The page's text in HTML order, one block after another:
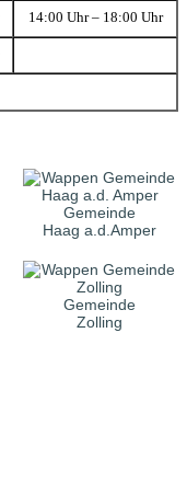
14:00 Uhr – 18:00 Uhr
Gemeinde
Haag a.d.Amper
Gemeinde
Zolling